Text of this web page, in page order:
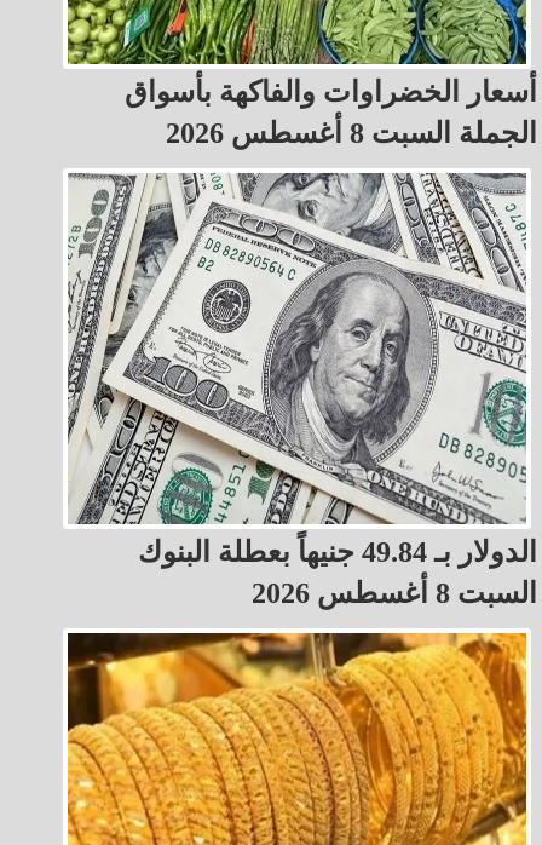
أسعار الخضراوات والفاكهة بأسواق
الجملة السبت 8 أغسطس 2026
الدولار بـ 49.84 جنيهاً بعطلة البنوك
السبت 8 أغسطس 2026